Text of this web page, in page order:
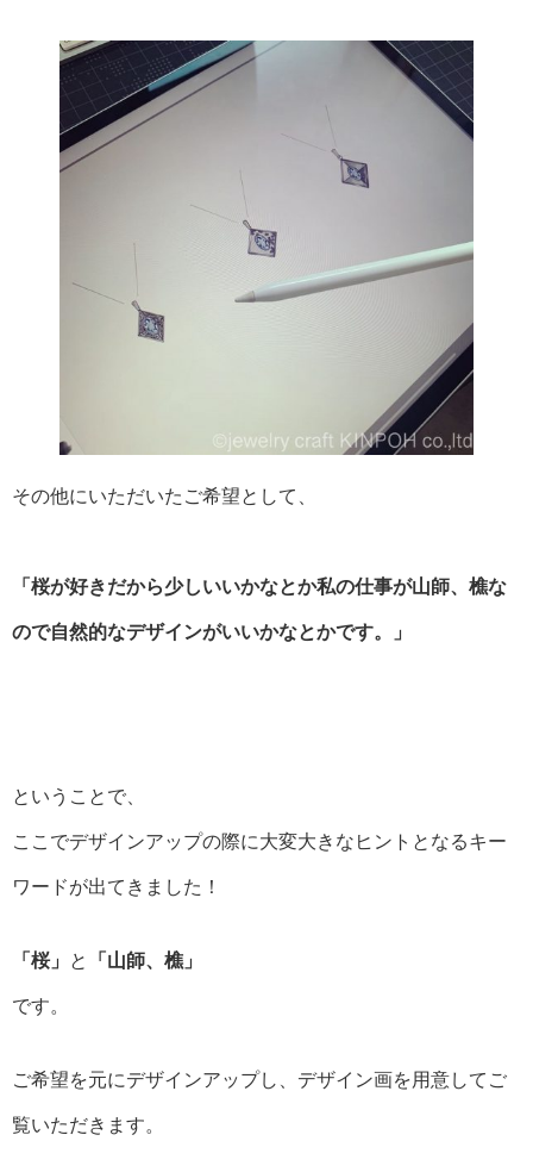
その他にいただいたご希望として、
「桜が好きだから少しいいかなとか私の仕事が山師、樵な
ので自然的なデザインがいいかなとかです。」
ということで、
ここでデザインアップの際に大変大きなヒントとなるキー
ワードが出てきました！
「桜」 と 「山師、樵」
です。
ご希望を元にデザインアップし、デザイン画を用意してご
覧いただきます。